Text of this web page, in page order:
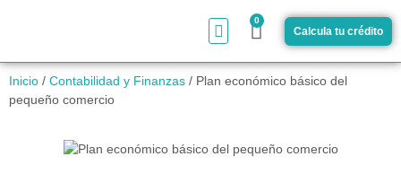
0
Calcula tu crédito
Inicio / Contabilidad y Finanzas / Plan económico básico del
pequeño comercio